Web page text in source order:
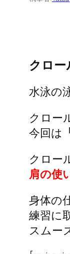
クロー
水泳の
クロー
今回は
クロー
肩の使
身体の
練習に
スムー